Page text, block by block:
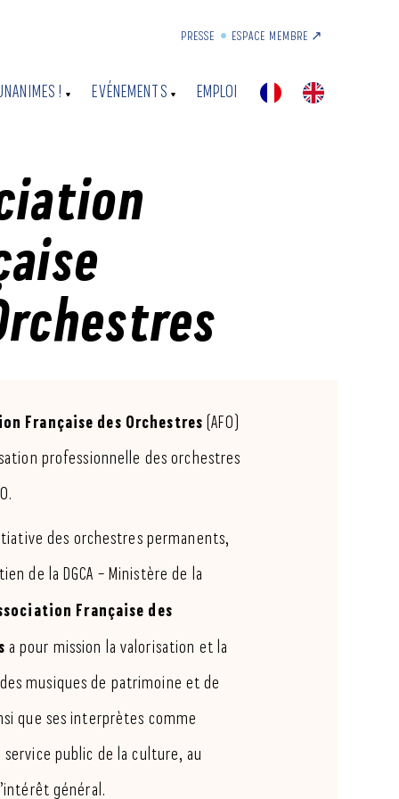
PRESSE ESPACE MEMBRE ↗︎
! EVÉNEMENTS EMPLOI
Française des Orchestres (AFO)
professionnelle des orchestres
des orchestres permanents,
de la DGCA – Ministère de la
Française des
a pour mission la valorisation et la
musiques de patrimoine et de
que ses interprètes comme
public de la culture, au
général.